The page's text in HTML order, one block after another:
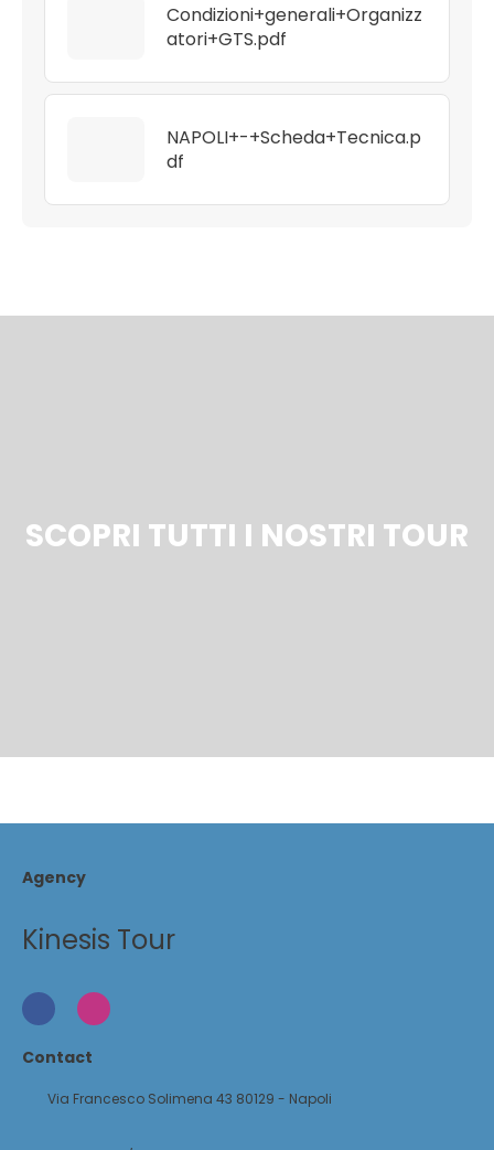
Condizioni+generali+Organizz
atori+GTS.pdf
NAPOLI+-+Scheda+Tecnica.p
df
SCOPRI TUTTI I NOSTRI TOUR
Agency
Kinesis Tour
Contact
Via Francesco Solimena 43 80129 - Napoli